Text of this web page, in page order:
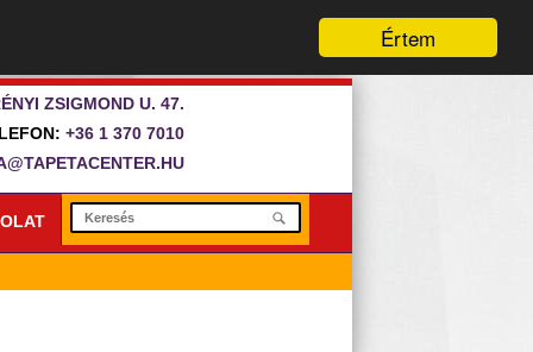
Értem
ZSIGMOND U. 47.
+36 1 370 7010